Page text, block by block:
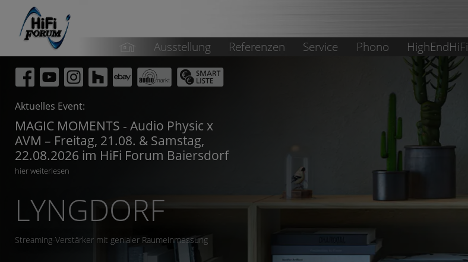
Ausstellung Referenzen Service Phono HighEndHiFi
Aktuelles Event:
MAGIC MOMENTS - Audio Physic x
AVM – Freitag, 21.08. & Samstag,
22.08.2026 im HiFi Forum Baiersdorf
hier weiterlesen
LYNGDORF
Streaming-Verstärker mit genialer Raumeinmessung